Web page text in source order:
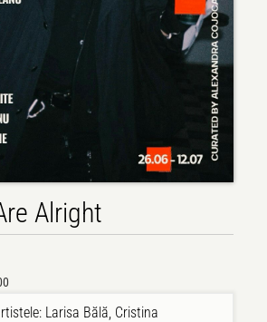
Alright
Larisa Bălă, Cristina